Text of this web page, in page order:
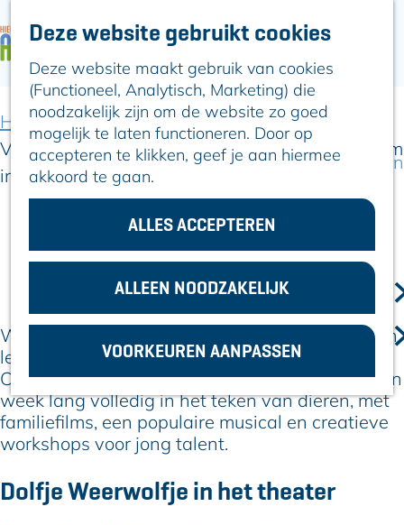
Deze website gebruikt cookies
Deze website maakt gebruik van cookies
(Functioneel, Analytisch, Marketing) die
noodzakelijk zijn om de website zo goed
mogelijk te laten functioneren. Door op
accepteren te klikken, geef je aan hiermee
akkoord te gaan.
ALLES ACCEPTEREN
ALLEEN NOODZAKELIJK
VOORKEUREN AANPASSEN
n
a
a
r
p
a
g
e
ARTIKELEN
Hier is Boskoop
Lekker Lokaal
Ontdek het
Erfgoed
Natuurlijk genieten
In en om Alphen
Kleuren van de
toren
VOOR
ONDERNEMERS
Home
Artikelen
Voorjaarsvakantie vol dierenplezier bij Castellum
in Alphen aan den Rijn
11 februari 2026 | | |
Wie in de voorjaarsvakantie op zoek is naar een
leuk uitje met kinderen, kan terecht bij Theater
Castellum. Het theater en de bioscoop staan een
week lang volledig in het teken van dieren, met
familiefilms, een populaire musical en creatieve
workshops voor jong talent.
Dolfje Weerwolfje in het theater